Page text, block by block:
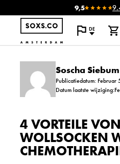
9,5
DE
Soscha Siebum
Publicatiedatum:
Datum laatste
4 VORTEILE VON
WOLLSOCKEN